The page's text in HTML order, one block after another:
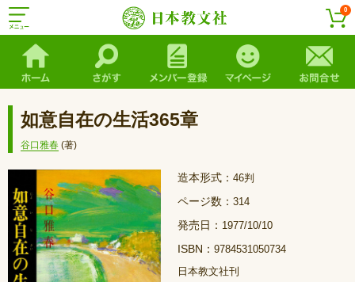
0
如意自在の生活365章
谷口雅春 (著)
造本形式： 46判
ページ数： 314
発売日： 1977/10/10
ISBN： 9784531050734
日本教文社刊